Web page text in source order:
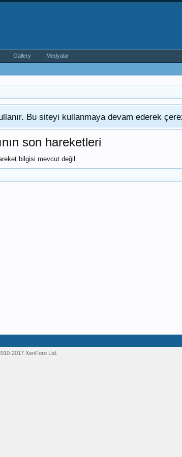
Bu siteyi kullanmaya devam ederek
son hareketleri
bilgisi mevcut değil.
Gallery Medyalar
2017 XenForo Ltd.